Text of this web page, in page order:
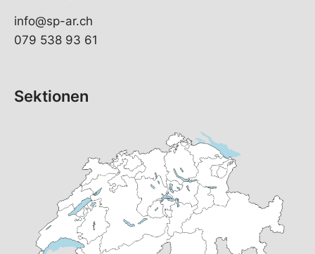
info@sp-ar.ch
079 538 93 61
Sektionen